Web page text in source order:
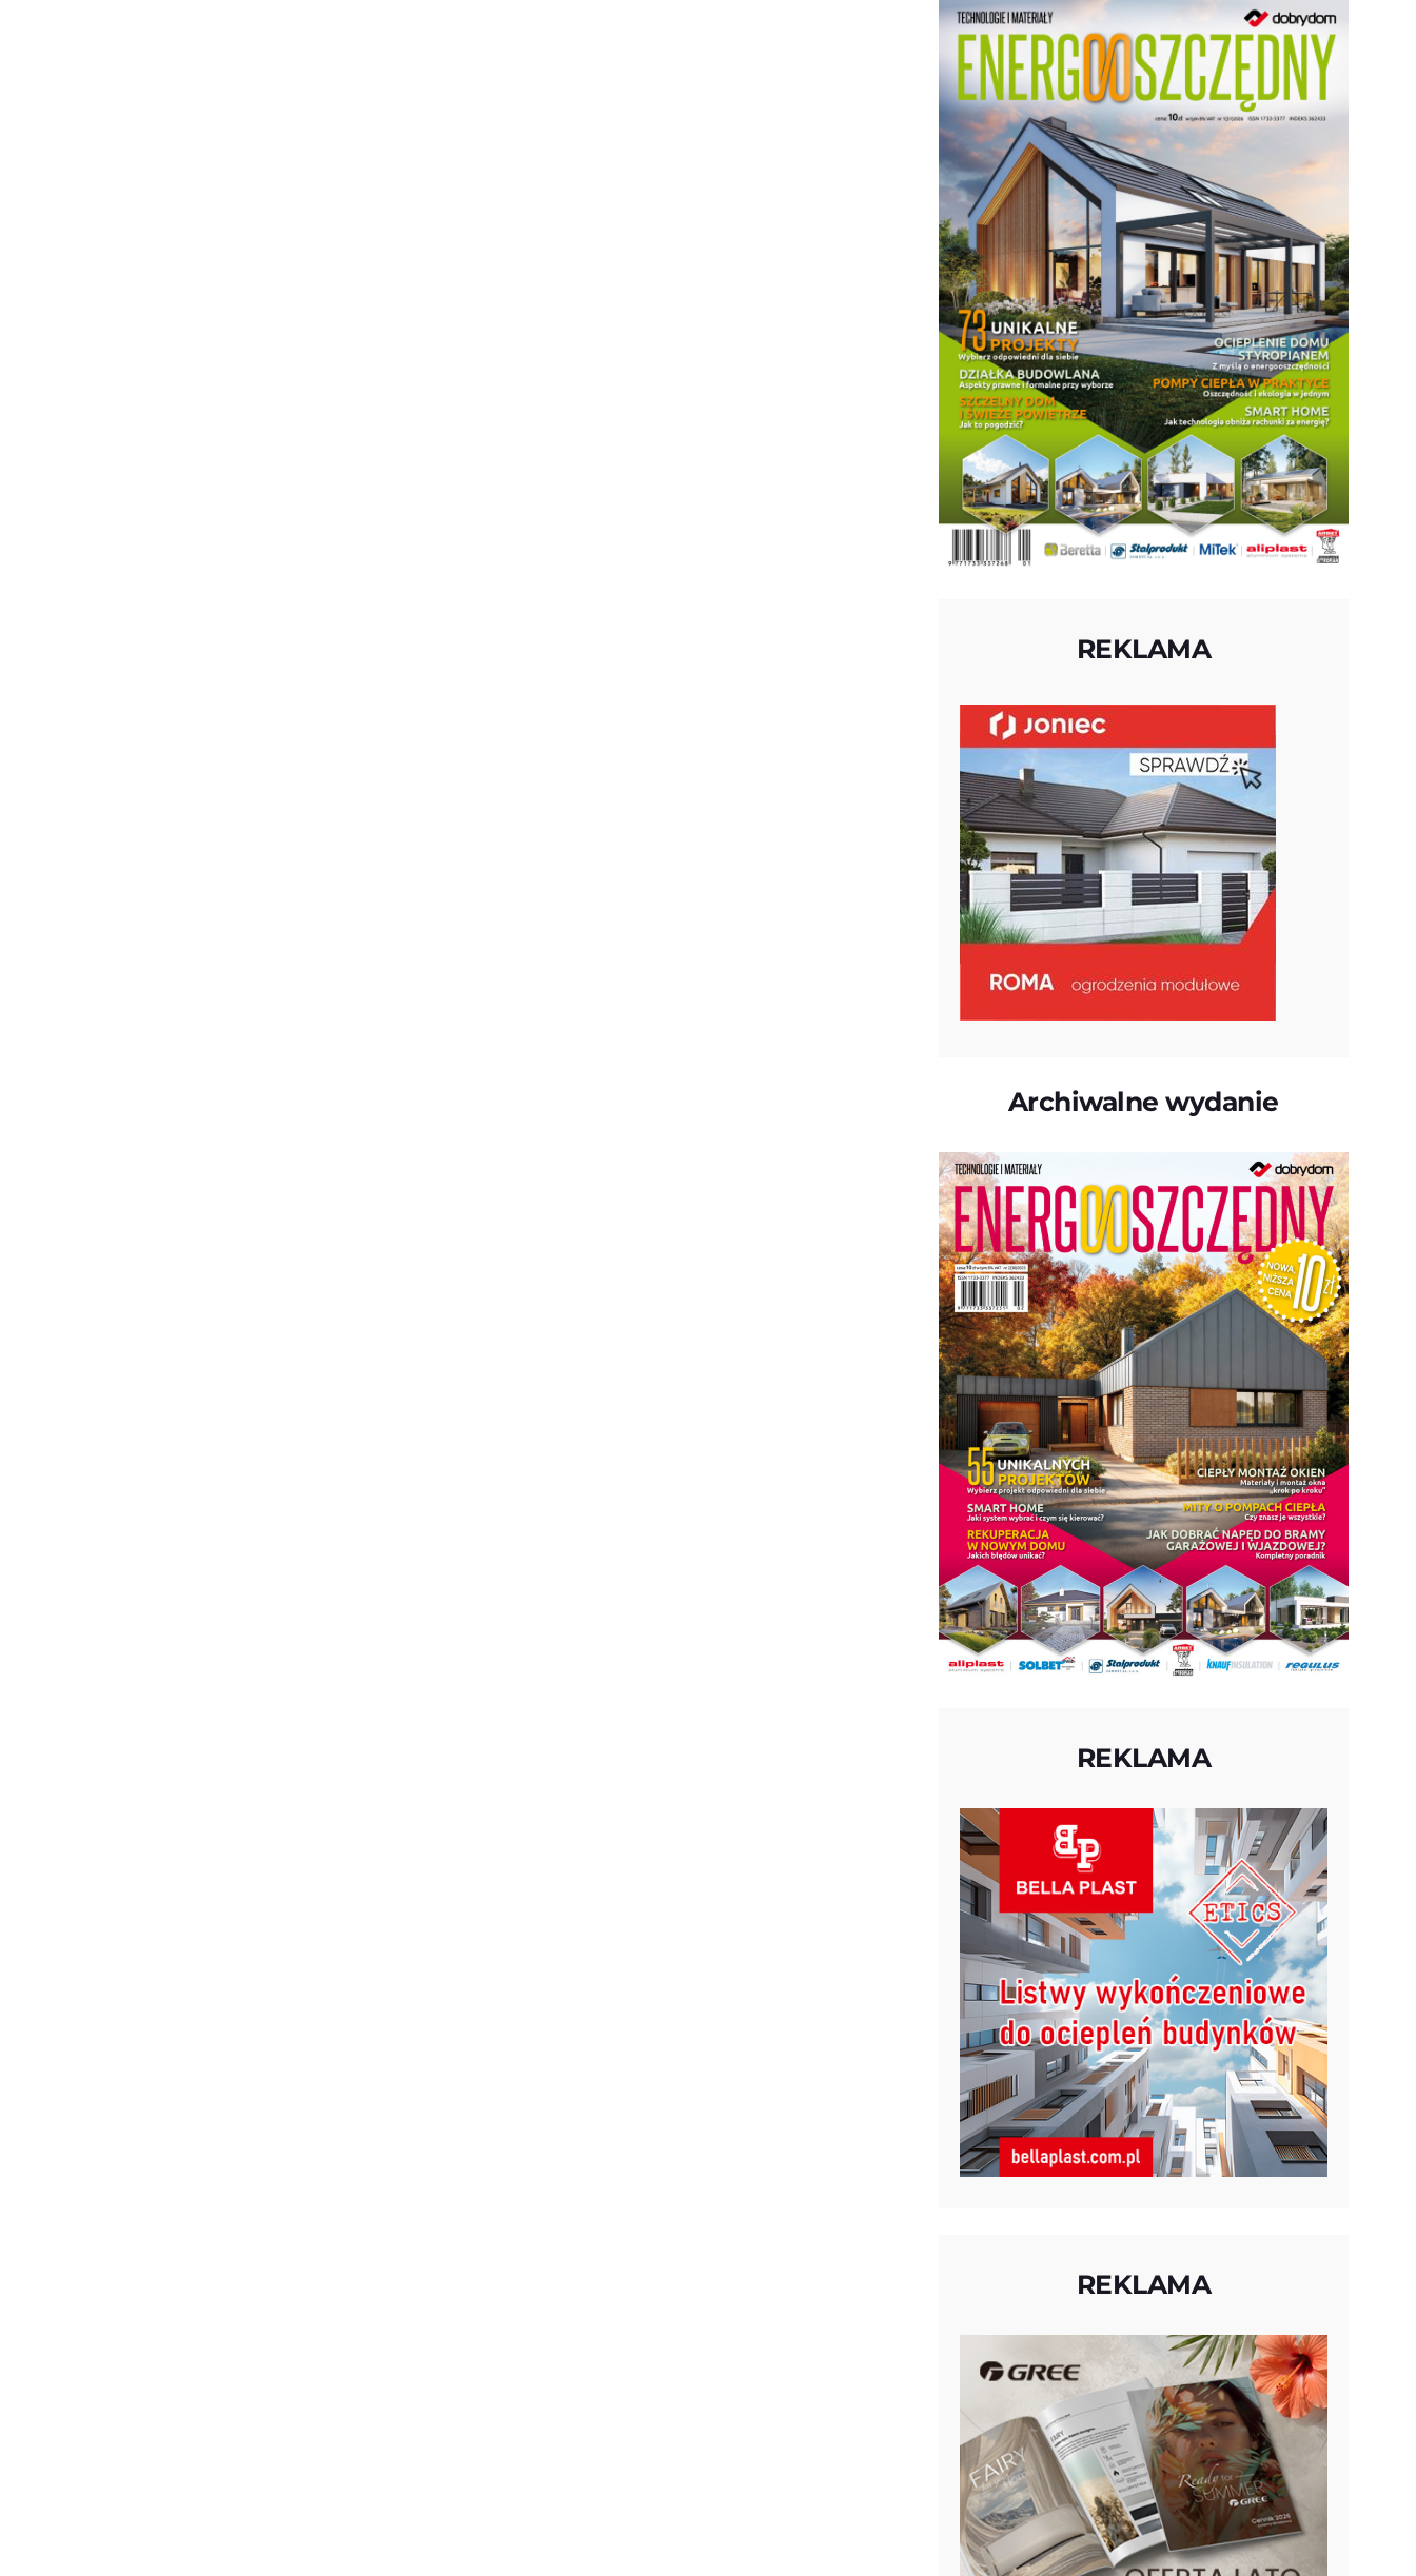
REKLAMA
Archiwalne wydanie
REKLAMA
REKLAMA